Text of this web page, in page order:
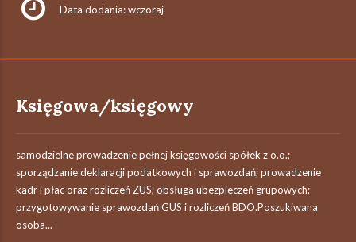
Data dodania: wczoraj
Księgowa/księgowy
samodzielne prowadzenie pełnej księgowości spółek z o.o.;
sporządzanie deklaracji podatkowych i sprawozdań; prowadzenie
kadr i płac oraz rozliczeń ZUS; obsługa ubezpieczeń grupowych;
przygotowywanie sprawozdań GUS i rozliczeń BDO.Poszukiwana
osoba...